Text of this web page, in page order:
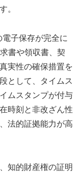
。
子保存が完全に
書や領収書、契
実性の確保措置を
として、タイムス
ムスタンプが付与
時刻と非改ざん性
法的証拠能力が高
知的財産権の証明